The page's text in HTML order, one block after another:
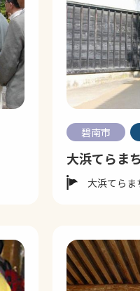
碧南市
大浜てらま
大浜てらま